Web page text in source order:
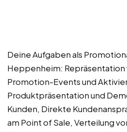
Deine Aufgaben als
Heppenheim: Repräsentation
Promotion-Events und
Produktpräsentation und
Kunden, Direkte
am Point of Sale, Verteilung